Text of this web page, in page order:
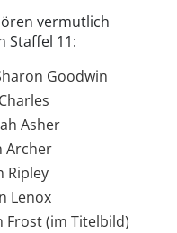
vermutlich
Staffel 11:
Goodwin
Asher
Archer
Ripley
Lenox
Frost (im Titelbild)